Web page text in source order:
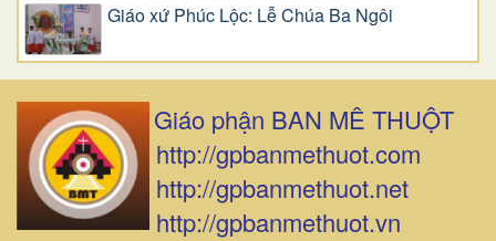
Giáo xứ Phúc Lộc: Lễ Chúa Ba Ngôi
Giáo phận BAN MÊ THUỘT
http://gpbanmethuot.com
http://gpbanmethuot.net
http://gpbanmethuot.vn